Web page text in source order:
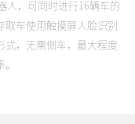
人，可同时进行16辆车的
车使用触摸屏人脸识别
式，无需倒车，最大程度